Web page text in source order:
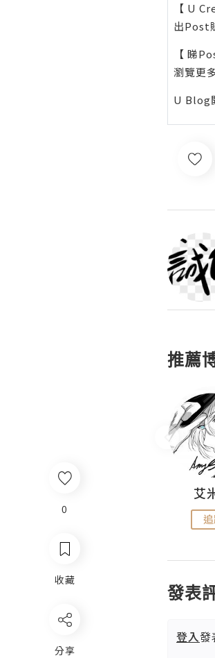
0
收藏
分享
【 U
出Post
【 睇
瀏覽更
U Blog
推薦
艾
發表
登入發